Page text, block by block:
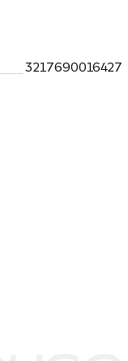
3217690016427